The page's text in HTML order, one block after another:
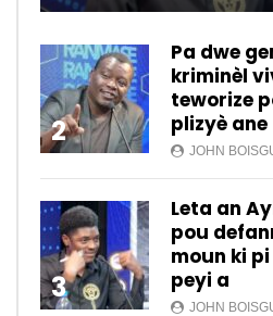
2
Pa dwe
kriminèl
teworize
plizyè ane
JOHN
3
Leta an
pou
moun ki
peyi a
JOHN